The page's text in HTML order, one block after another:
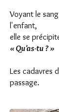
Voyant le
l'enfant,
elle se
« Qu'as-tu ? »
Les cadavres
passage.